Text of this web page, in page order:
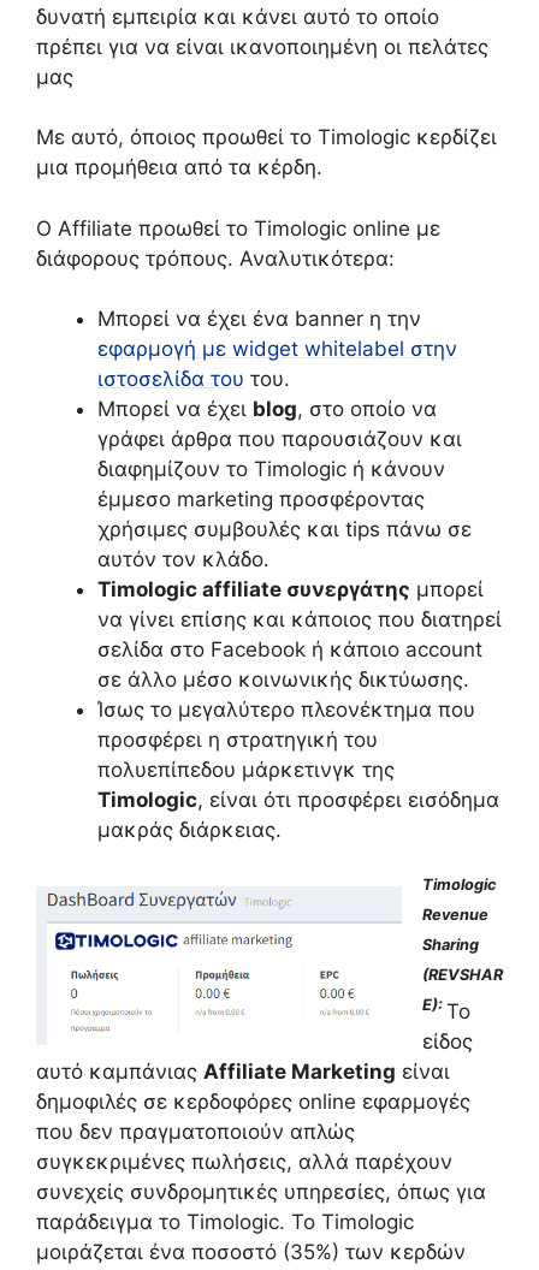
δυνατή εμπειρία και κάνει αυτό το οποίο
πρέπει για να είναι ικανοποιημένη οι πελάτες
μας
Με αυτό, όποιος προωθεί το Timologic κερδίζει
μια προμήθεια από τα κέρδη.
Ο Affiliate προωθεί το Timologic online με
διάφορους τρόπους. Αναλυτικότερα:
Μπορεί να έχει ένα banner η την
εφαρμογή με widget whitelabel στην
ιστοσελίδα του του.
Μπορεί να έχει blog, στο οποίο να
γράφει άρθρα που παρουσιάζουν και
διαφημίζουν το Timologic ή κάνουν
έμμεσο marketing προσφέροντας
χρήσιμες συμβουλές και tips πάνω σε
αυτόν τον κλάδο.
Timologic affiliate συνεργάτης μπορεί
να γίνει επίσης και κάποιος που διατηρεί
σελίδα στο Facebook ή κάποιο account
σε άλλο μέσο κοινωνικής δικτύωσης.
Ίσως το μεγαλύτερο πλεονέκτημα που
προσφέρει η στρατηγική του
πολυεπίπεδου μάρκετινγκ της
Timologic, είναι ότι προσφέρει εισόδημα
μακράς διάρκειας.
Timologic
Revenue
Sharing
(REVSHAR
E): Το
είδος
αυτό καμπάνιας Affiliate Marketing είναι
δημοφιλές σε κερδοφόρες online εφαρμογές
που δεν πραγματοποιούν απλώς
συγκεκριμένες πωλήσεις, αλλά παρέχουν
συνεχείς συνδρομητικές υπηρεσίες, όπως για
παράδειγμα το Timologic. Το Timologic
μοιράζεται ένα ποσοστό (35%) των κερδών